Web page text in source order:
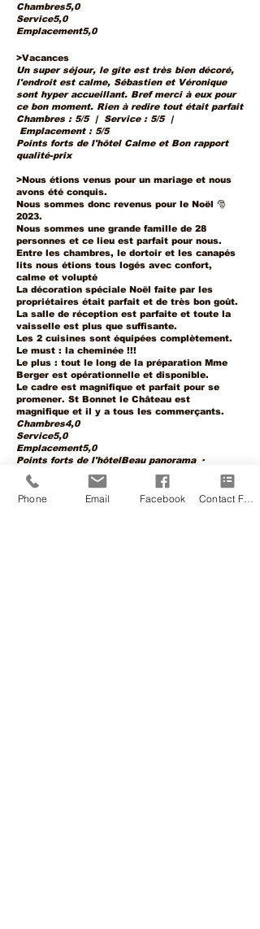
Chambres5,0
Service5,0
Emplacement5,0
>Vacances
Un super séjour, le gîte est très bien décoré,
l'endroit est calme, Sébastien et Véronique
sont hyper accueillant. Bref merci à eux pour
ce bon moment. Rien à redire tout était parfait
Chambres : 5/5 | Service : 5/5 |
Emplacement : 5/5
Points forts de l'hôtel Calme et Bon rapport
qualité-prix
>Nous étions venus pour un mariage et nous
avons été conquis.
Nous sommes donc revenus pour le Noël 🎅
2023.
Nous sommes une grande famille de 28
personnes et ce lieu est parfait pour nous.
Entre les chambres, le dortoir et les canapés
lits nous étions tous logés avec confort,
calme et volupté
La décoration spéciale Noël faite par les
propriétaires était parfait et de très bon goût.
La salle de réception est parfaite et toute la
vaisselle est plus que suffisante.
Les 2 cuisines sont équipées complètement.
Le must : la cheminée !!!
Le plus : tout le long de la préparation Mme
Berger est opérationnelle et disponible.
Le cadre est magnifique et parfait pour se
promener. St Bonnet le Château est
magnifique et il y a tous les commerçants.
Chambres4,0
Service5,0
Emplacement5,0
Points forts de l'hôtelBeau panorama ·
Romantique · Calme · Adapté aux enfants
ChambresCalmes douillettes spacieuses très
joliment décorées
Phone Email Facebook Contact Form